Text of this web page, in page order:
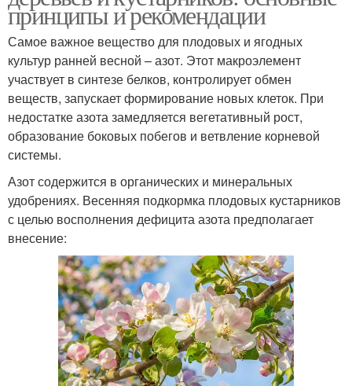
принципы и рекомендации
Самое важное вещество для плодовых и ягодных
культур ранней весной – азот. Этот макроэлемент
участвует в синтезе белков, контролирует обмен
веществ, запускает формирование новых клеток. При
недостатке азота замедляется вегетативный рост,
образование боковых побегов и ветвление корневой
системы.
Азот содержится в органических и минеральных
удобрениях. Весенняя подкормка плодовых кустарников
с целью восполнения дефицита азота предполагает
внесение: